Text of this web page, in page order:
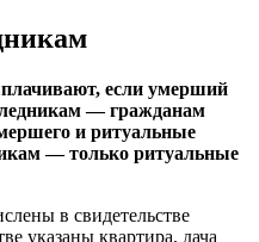
если умерший
— гражданам
и ритуальные
— только ритуальные
в свидетельстве
указаны квартира, дача